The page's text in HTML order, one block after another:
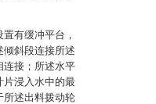
有缓冲平台，
倾斜段连接所述
连接；所述水平
片浸入水中的最
所述出料拨动轮